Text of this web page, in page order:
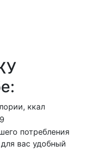
ккал
потребления
вас удобный